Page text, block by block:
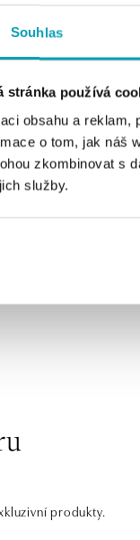
Souhlas
stránka používá
obsahu a
o tom, jak náš
zkombinovat s
služby.
produkty.